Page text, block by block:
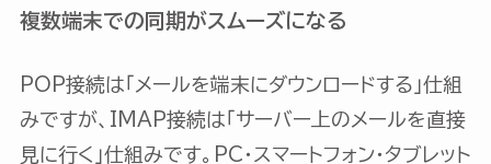
複数端末での同期がスムーズになる
POP接続は「メールを端末にダウンロードする」仕組
みですが、IMAP接続は「サーバー上のメールを直接
見に行く」仕組みです。PC・スマートフォン・タブレット